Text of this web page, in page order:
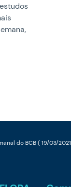
do BCB ( 19/03/